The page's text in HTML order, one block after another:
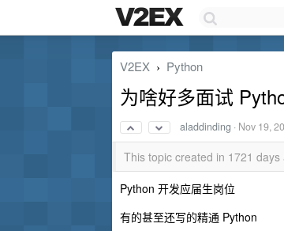
V2EX › Python
为啥好多面试
aladdinding · Nov 19,
This topic created in 1721
Python 开发应届生岗位
有的甚至还写的精通 Python